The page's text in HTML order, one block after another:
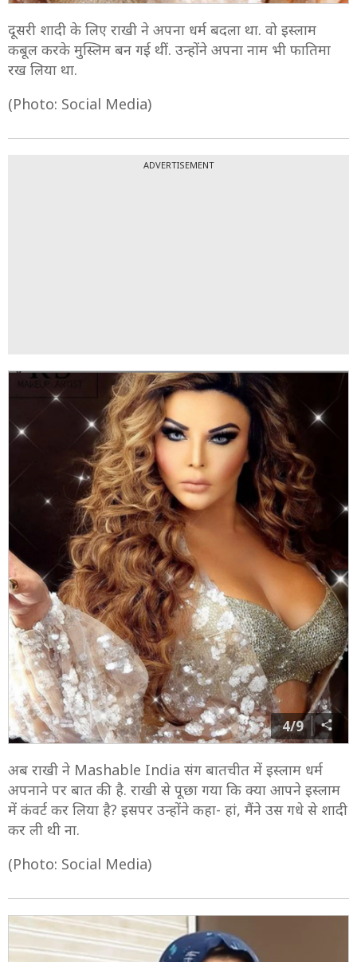
दूसरी शादी के लिए राखी ने अपना धर्म बदला था. वो इस्लाम
कबूल करके मुस्लिम बन गई थीं. उन्होंने अपना नाम भी फातिमा
रख लिया था.
(Photo: Social Media)
ADVERTISEMENT
4/9
अब राखी ने Mashable India संग बातचीत में इस्लाम धर्म
अपनाने पर बात की है. राखी से पूछा गया कि क्या आपने इस्लाम
में कंवर्ट कर लिया है? इसपर उन्होंने कहा- हां, मैंने उस गधे से शादी
कर ली थी ना.
(Photo: Social Media)